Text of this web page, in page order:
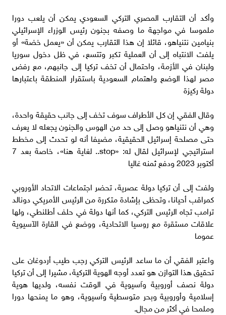
وأكد أن التقارب المصري التركي السعودي يمكن أن يلعب دورا
ملموسا في مواجهة ما وصفه بجنون رئيس الوزراء الإسرائيلي
بنيامين نتنياهو، قائلا إن هذا التقارب يمكن أن «يعمل خضة» أو
يلفت الانتباه إلى أن العملية تكبر وتتسع، في ظل دخول سوريا
ولبنان في الأزمة، واحتمال أن تخف تركيا إلى جانبهم، مع رفض
مصر لهذا الوضع واهتمام السعودية باستقرار المنطقة باعتبارها
دولة ركيزة
وقال الفقي إن كل الأطراف سوف تخف إلى جانب حقيقة واحدة،
وهي أن نتنياهو وصل إلى حد من الهوس والجنون يجعله لا يعرف
حتى مصلحة إسرائيل الحقيقية، مضيفا أنه لو تحدث إلى مخطط
استراتيجي لإسرائيل لقال له: «stop.. لغاية هنا»، خاصة بعد 7
أكتوبر 2023 ودفع ثمنه غاليا
ولفت إلى أن تركيا دولة عصرية، تحضر اجتماعات الاتحاد الأوروبي
كمراقب أحيانا، وتحظى بإشادة متكررة من الرئيس الأمريكي دونالد
ترامب تجاه الرئيس التركي، كما أنها دولة في حلف أطلنطي، ولها
علاقات مستقرة مع روسيا الاتحادية، ووضع في القارة الآسيوية
عموما
واعتبر الفقي أن ما ساعد الرئيس التركي رجب طيب أردوغان على
تحقيق هذا التوازن هو تعدد أوجه الهوية التركية، مشيرا إلى أن تركيا
دولة نصف أوروبية وآسيوية في الوقت نفسه، ولديها هوية
إسلامية وأوروبية وبحر متوسطية وآسيوية، وهو ما يمنحها دورا
وملمحا في أكثر من مجال.